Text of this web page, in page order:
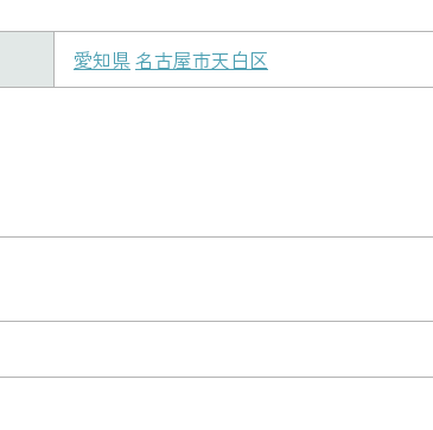
愛知県名古屋市天白区